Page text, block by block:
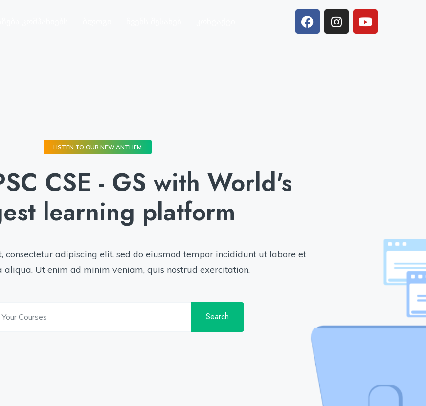
LISTEN TO OUR NEW ANTHEM
CSE - GS with World's
learning platform
consectetur adipiscing elit, sed do eiusmod tempor incididunt ut labore et
aliqua. Ut enim ad minim veniam, quis nostrud exercitation.
Search